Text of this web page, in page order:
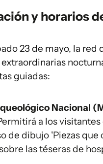
y horarios
23 de mayo, la
guiadas:
Nacional
a los
de dibujo 'Piezas
las téseras de